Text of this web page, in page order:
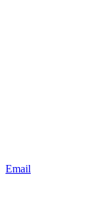
Email